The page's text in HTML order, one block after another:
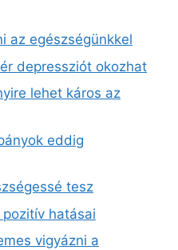
az egészségünkkel
depressziót okozhat
lehet káros az
eddig
tesz
hatásai
vigyázni a